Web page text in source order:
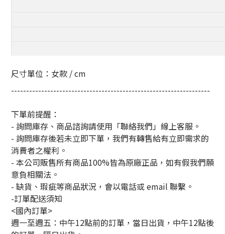
尺寸單位：女款 / cm
------------------------------------------------------------------
下單前提醒：
- 詢問庫存、商品諮詢請使用「聯絡我們」線上客服。
- 詢問庫存後若未立即下單，我們有轉售給有立即需求的
消費者之權利。
- 本公司販售所有商品100%皆為原廠正品，如有假我們願
意負相關法。
- 缺貨、瑕疵等商品狀況，會以電話或 email 聯繫。
-訂單配送須知
<國內訂單>
週一至週五：中午12點前的訂單，當日出貨，中午12點後